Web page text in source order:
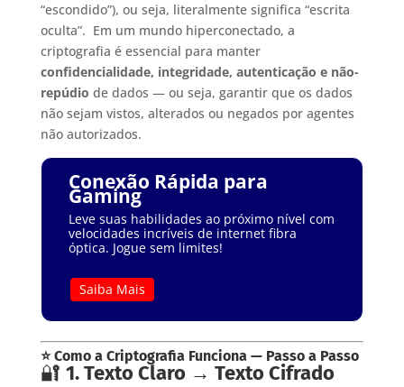
“escondido”), ou seja, literalmente significa “escrita
oculta”. Em um mundo hiperconectado, a
criptografia é essencial para manter
confidencialidade, integridade, autenticação e não-
repúdio de dados — ou seja, garantir que os dados
não sejam vistos, alterados ou negados por agentes
não autorizados.
Conexão Rápida para
Gaming
Leve suas habilidades ao próximo nível com
velocidades incríveis de internet fibra
óptica. Jogue sem limites!
Saiba Mais
⭐ Como a Criptografia Funciona — Passo a Passo
🔐 1. Texto Claro → Texto Cifrado